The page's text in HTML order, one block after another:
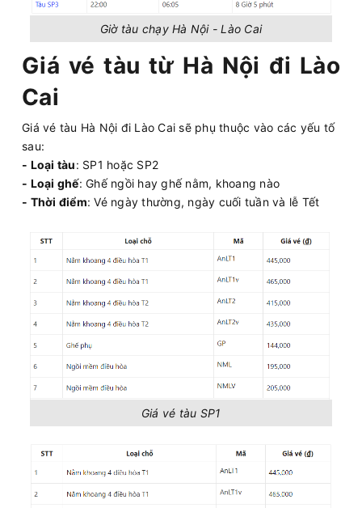
Giờ tàu chạy Hà Nội - Lào Cai
Giá vé tàu từ Hà Nội đi Lào
Cai
Giá vé tàu Hà Nội đi Lào Cai sẽ phụ thuộc vào các yếu tố
sau:
- Loại tàu: SP1 hoặc SP2
- Loại ghế: Ghế ngồi hay ghế nằm, khoang nào
- Thời điểm: Vé ngày thường, ngày cuối tuần và lễ Tết
Giá vé tàu SP1